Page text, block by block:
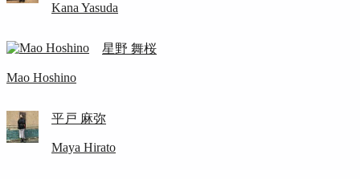
Kana Yasuda
星野 舞桜
Mao Hoshino
平戸 麻弥
Maya Hirato